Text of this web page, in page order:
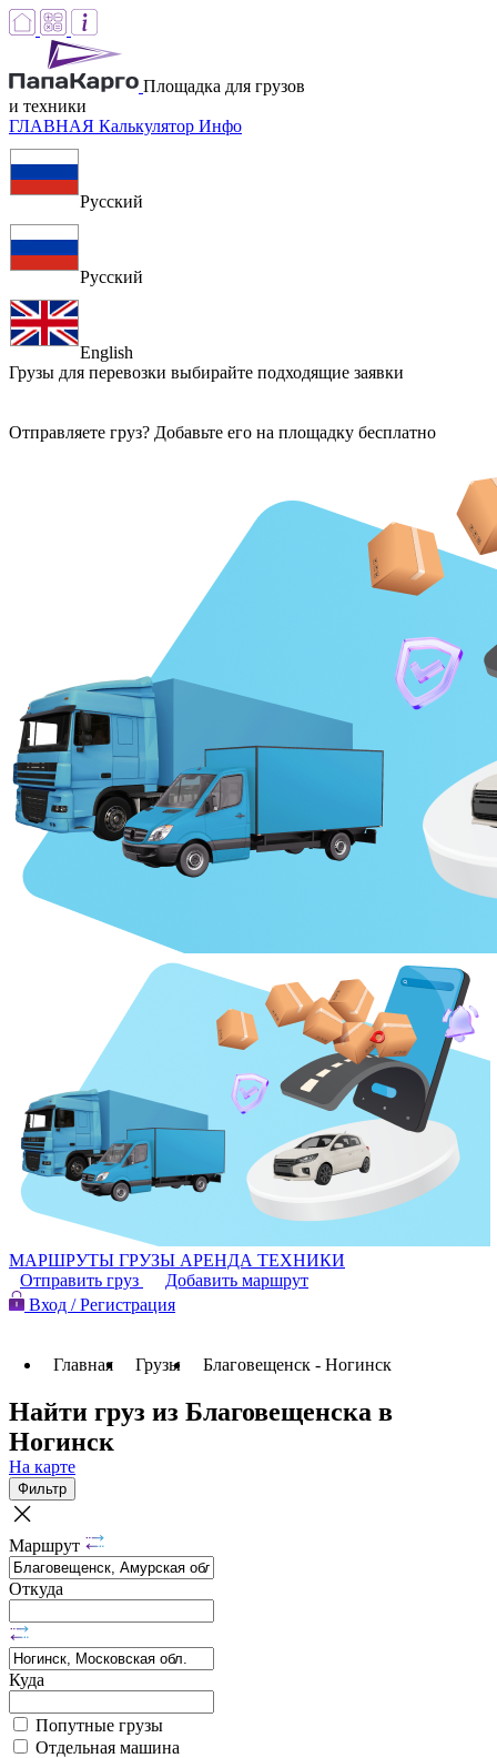
Площадка для грузов
и техники
ГЛАВНАЯ Калькулятор Инфо
Русский
Русский
English
Грузы для перевозки выбирайте подходящие заявки
Отправляете груз? Добавьте его на площадку бесплатно
МАРШРУТЫ ГРУЗЫ АРЕНДА ТЕХНИКИ
Отправить груз
Добавить маршрут
Вход / Регистрация
Главная Грузы Благовещенск - Ногинск
Найти груз из Благовещенска в
Ногинск
На карте
Фильтр
Маршрут
Откуда
Куда
Попутные грузы
Отдельная машина